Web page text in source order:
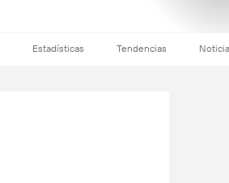
Estadísticas Tendencias